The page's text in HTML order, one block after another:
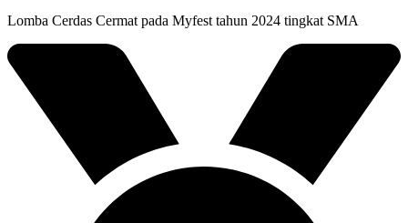
Lomba Cerdas Cermat pada Myfest tahun 2024 tingkat SMA